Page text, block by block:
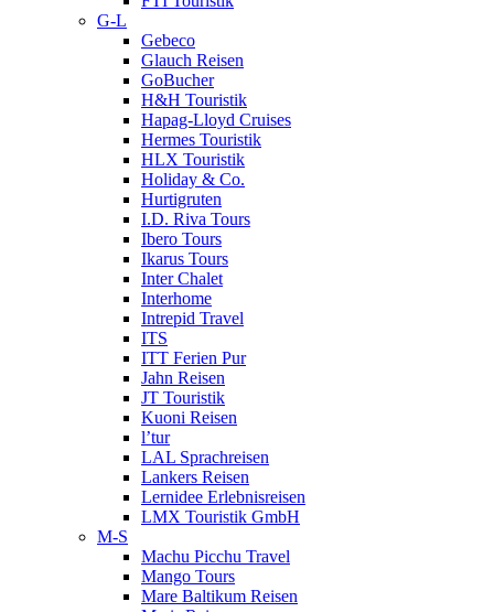
G-L
Gebeco
Glauch Reisen
GoBucher
H&H Touristik
Hapag-Lloyd Cruises
Hermes Touristik
HLX Touristik
Holiday & Co.
Hurtigruten
I.D. Riva Tours
Ibero Tours
Ikarus Tours
Inter Chalet
Interhome
Intrepid Travel
ITS
ITT Ferien Pur
Jahn Reisen
JT Touristik
Kuoni Reisen
l’tur
LAL Sprachreisen
Lankers Reisen
Lernidee Erlebnisreisen
LMX Touristik GmbH
M-S
Machu Picchu Travel
Mango Tours
Mare Baltikum Reisen